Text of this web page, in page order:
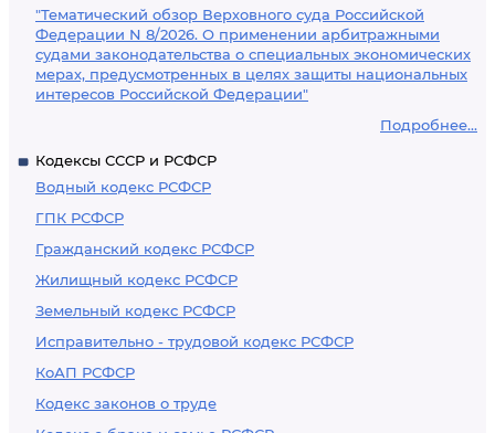
"Тематический обзор Верховного суда Российской
Федерации N 8/2026. О применении арбитражными
судами законодательства о специальных экономических
мерах, предусмотренных в целях защиты национальных
интересов Российской Федерации"
Подробнее...
Кодексы СССР и РСФСР
Водный кодекс РСФСР
ГПК РСФСР
Гражданский кодекс РСФСР
Жилищный кодекс РСФСР
Земельный кодекс РСФСР
Исправительно - трудовой кодекс РСФСР
КоАП РСФСР
Кодекс законов о труде